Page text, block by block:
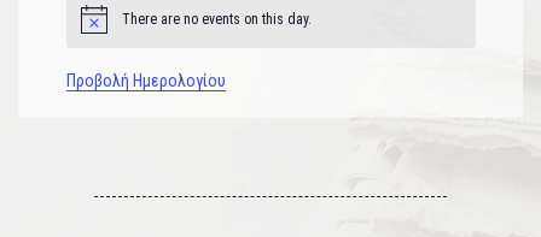
Notice There are no events on this day.
Προβολή Ημερολογίου